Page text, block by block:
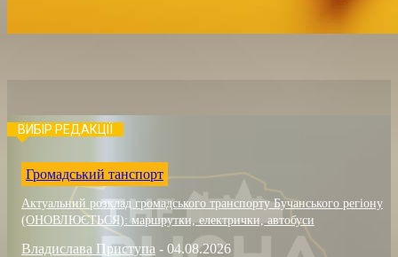
ВИБІР РЕДАКЦІЇ
Громадський танспорт
Актуальний розклад громадського транспорту Бучанського регіону
(ОНОВЛЮЄТЬСЯ): маршрутки, електрички, автобуси
Владислава Приступа - 04.08.2026